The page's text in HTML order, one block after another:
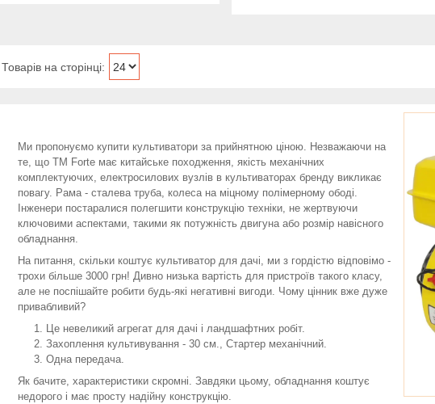
Ми пропонуємо купити культиватори за прийнятною ціною. Незважаючи на
те, що ТМ Forte має китайське походження, якість механічних
комплектуючих, електросилових вузлів в культиваторах бренду викликає
повагу. Рама - сталева труба, колеса на міцному полімерному ободі.
Інженери постаралися полегшити конструкцію техніки, не жертвуючи
ключовими аспектами, такими як потужність двигуна або розмір навісного
обладнання.
На питання, скільки коштує культиватор для дачі, ми з гордістю відповімо -
трохи більше 3000 грн! Дивно низька вартість для пристроїв такого класу,
але не поспішайте робити будь-які негативні вигоди. Чому цінник вже дуже
привабливий?
Це невеликий агрегат для дачі і ландшафтних робіт.
Захоплення культивування - 30 см., Стартер механічний.
Одна передача.
Як бачите, характеристики скромні. Завдяки цьому, обладнання коштує
недорого і має просту надійну конструкцію.